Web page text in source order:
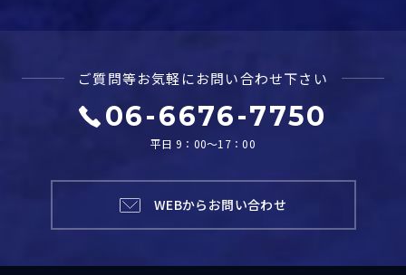
ご質問等お気軽にお問い合わせ下さい
06-6676-7750
平日 9：00～17：00
WEBからお問い合わせ